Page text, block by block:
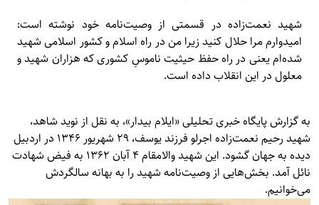
شهید نعمت‌زاده در قسمتی از وصیت‌نامه خود نوشته است:
اميدوارم مرا حلال كنيد زيرا من در راه اسلام و كشور اسلامی شهيد
شده‌ام يعنى در راه حفظ حيثيت ناموسِ كشوری كه هزاران شهيد و
معلول در اين انقلاب داده است.
به گزارش پایگاه خبری تحلیلی «ایلام بیدار»، به نقل از نوید شاهد،
شهید رحیم نعمت‌زاده اجرلو فرزند یوسف، 29 شهریور 1346 در اردبیل
دیده به جهان گشود. این شهید والامقام 4 آبان 1362 به فیض شهادت
نائل آمد. بخش‌هایی از وصیت‌نامه شهید را به بهانه سالگردش
می‌خوانیم.